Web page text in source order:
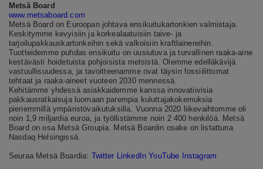
Metsä Board
www.metsaboard.com
Metsä Board on Euroopan johtava ensikuitukartonkien valmistaja.
Keskitymme kevyisiin ja korkealaatuisiin taive- ja
tarjoilupakkauskartonkeihin sekä valkoisiin kraftlainereihin.
Tuotteidemme puhdas ensikuitu on uusiutuva ja turvallinen raaka-aine
kestävästi hoidetuista pohjoisista metsistä. Olemme edelläkävijä
vastuullisuudessa, ja tavoitteenamme ovat täysin fossiilittomat
tehtaat ja raaka-aineet vuoteen 2030 mennessä.
Kehitämme yhdessä asiakkaidemme kanssa innovatiivisia
pakkausratkaisuja luomaan parempia kuluttajakokemuksia
pienemmillä ympäristövaikutuksilla. Vuonna 2020 liikevaihtomme oli
noin 1,9 miljardia euroa, ja työllistämme noin 2 400 henkilöä. Metsä
Board on osa Metsä Groupia. Metsä Boardin osake on listattuna
Nasdaq Helsingissä.
Seuraa Metsä Boardia: Twitter LinkedIn YouTube Instagram